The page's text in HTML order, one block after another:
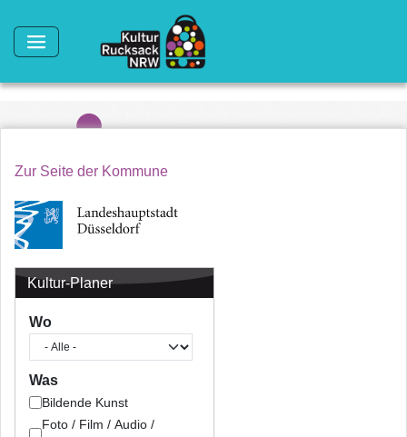
Zur Seite der Kommune
Kultur-Planer
Wo
Was
Bildende Kunst
Foto / Film / Audio /